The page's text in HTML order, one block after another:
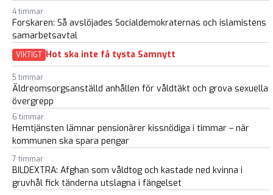
4 timmar
Forskaren: Så avslöjades Socialdemokraternas och islamistens
samarbetsavtal
VIKTIGT Hot ska inte få tysta Samnytt
5 timmar
Äldreomsorgsanställd anhållen för våldtäkt och grova sexuella
övergrepp
6 timmar
Hemtjänsten lämnar pensionärer kissnödiga i timmar – när
kommunen ska spara pengar
7 timmar
BILDEXTRA: Afghan som våldtog och kastade ned kvinna i
gruvhål fick tänderna utslagna i fängelset